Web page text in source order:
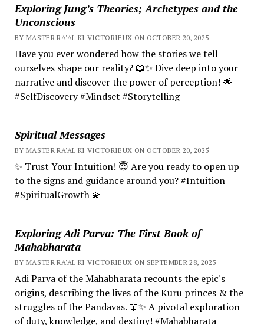
Exploring Jung’s Theories; Archetypes and the
Unconscious
BY MASTER RA'AL KI VICTORIEUX ON OCTOBER 20, 2025
Have you ever wondered how the stories we tell
ourselves shape our reality? 📖✨ Dive deep into your
narrative and discover the power of perception! 🌟
#SelfDiscovery #Mindset #Storytelling
Spiritual Messages
BY MASTER RA'AL KI VICTORIEUX ON OCTOBER 20, 2025
✨ Trust Your Intuition! 😇 Are you ready to open up
to the signs and guidance around you? #Intuition
#SpiritualGrowth 💫
Exploring Adi Parva: The First Book of
Mahabharata
BY MASTER RA'AL KI VICTORIEUX ON SEPTEMBER 28, 2025
Adi Parva of the Mahabharata recounts the epic's
origins, describing the lives of the Kuru princes & the
struggles of the Pandavas. 📖✨ A pivotal exploration
of duty, knowledge, and destiny! #Mahabharata